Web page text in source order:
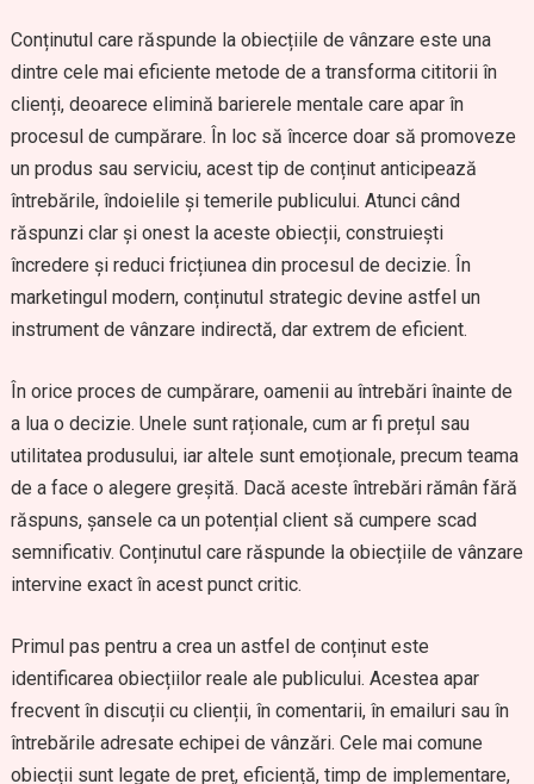
Conținutul care răspunde la obiecțiile de vânzare este una
dintre cele mai eficiente metode de a transforma cititorii în
clienți, deoarece elimină barierele mentale care apar în
procesul de cumpărare. În loc să încerce doar să promoveze
un produs sau serviciu, acest tip de conținut anticipează
întrebările, îndoielile și temerile publicului. Atunci când
răspunzi clar și onest la aceste obiecții, construiești
încredere și reduci fricțiunea din procesul de decizie. În
marketingul modern, conținutul strategic devine astfel un
instrument de vânzare indirectă, dar extrem de eficient.
În orice proces de cumpărare, oamenii au întrebări înainte de
a lua o decizie. Unele sunt raționale, cum ar fi prețul sau
utilitatea produsului, iar altele sunt emoționale, precum teama
de a face o alegere greșită. Dacă aceste întrebări rămân fără
răspuns, șansele ca un potențial client să cumpere scad
semnificativ. Conținutul care răspunde la obiecțiile de vânzare
intervine exact în acest punct critic.
Primul pas pentru a crea un astfel de conținut este
identificarea obiecțiilor reale ale publicului. Acestea apar
frecvent în discuții cu clienții, în comentarii, în emailuri sau în
întrebările adresate echipei de vânzări. Cele mai comune
obiecții sunt legate de preț, eficiență, timp de implementare,